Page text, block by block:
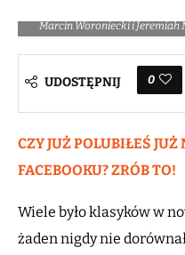
Marcin Woroniecki i
UDOSTĘPNIJ 0
CZY JUŻ POLUBIŁEŚ
FACEBOOKU? ZRÓB TO!
Wiele było klasyków w
żaden nigdy nie